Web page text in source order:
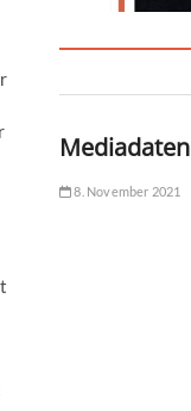
Mediadaten
8. November 2021